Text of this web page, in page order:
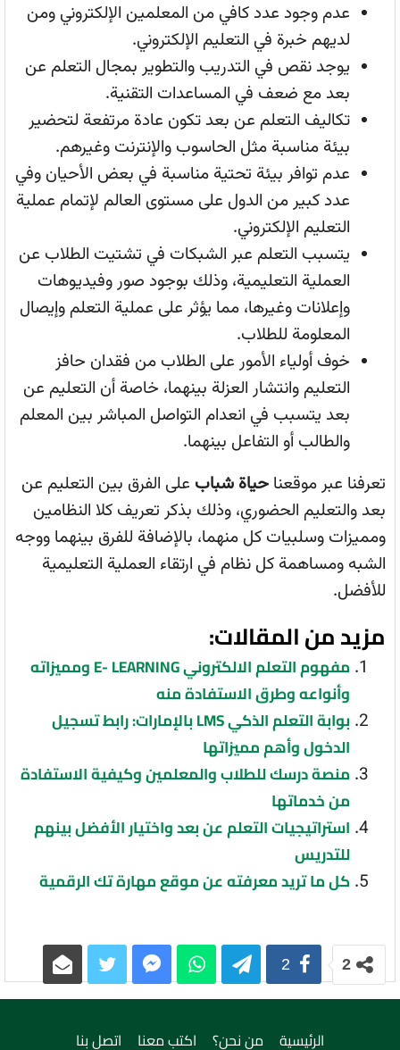
عدم وجود عدد كافي من المعلمين الإلكتروني ومن
لديهم خبرة في التعليم الإلكتروني.
يوجد نقص في التدريب والتطوير بمجال التعلم عن
بعد مع ضعف في المساعدات التقنية.
تكاليف التعلم عن بعد تكون عادة مرتفعة لتحضير
بيئة مناسبة مثل الحاسوب والإنترنت وغيرهم.
عدم توافر بيئة تحتية مناسبة في بعض الأحيان وفي
عدد كبير من الدول على مستوى العالم لإتمام عملية
التعليم الإلكتروني.
يتسبب التعلم عبر الشبكات في تشتيت الطلاب عن
العملية التعليمية، وذلك بوجود صور وفيديوهات
وإعلانات وغيرها، مما يؤثر على عملية التعلم وإيصال
المعلومة للطلاب.
خوف أولياء الأمور على الطلاب من فقدان حافز
التعليم وانتشار العزلة بينهما، خاصة أن التعليم عن
بعد يتسبب في انعدام التواصل المباشر بين المعلم
والطالب أو التفاعل بينهما.
تعرفنا عبر موقعنا حياة شباب على الفرق بين التعليم عن
بعد والتعليم الحضوري، وذلك بذكر تعريف كلا النظامين
ومميزات وسلبيات كل منهما، بالإضافة للفرق بينهما ووجه
الشبه ومساهمة كل نظام في ارتقاء العملية التعليمية
للأفضل.
مزيد من المقالات:
مفهوم التعلم الالكتروني E- LEARNING ومميزاته
وأنواعه وطرق الاستفادة منه
بوابة التعلم الذكي LMS بالإمارات: رابط تسجيل
الدخول وأهم مميزاتها
منصة درسك للطلاب والمعلمين وكيفية الاستفادة
من خدماتها
استراتيجيات التعلم عن بعد واختيار الأفضل بينهم
للتدريس
كل ما تريد معرفته عن موقع مهارة تك الرقمية
2
2
الرئيسية من نحن؟ اكتب معنا اتصل بنا